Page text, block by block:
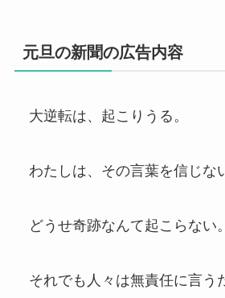
元旦の新聞の広告内容
大逆転は、起こりうる。
わたしは、その言葉を信じな
どうせ奇跡なんて起こらない。
それでも人々は無責任に言う